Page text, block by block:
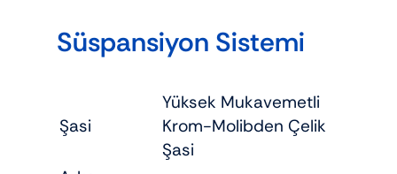
Süspansiyon Sistemi
Şasi
Yüksek Mukavemetli
Krom-Molibden Çelik
Şasi